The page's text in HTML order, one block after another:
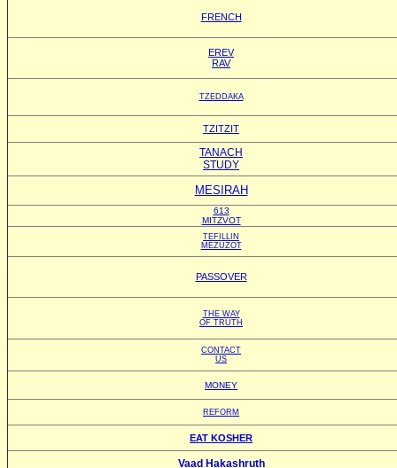
FRENCH
EREV
RAV
TZEDDAKA
TZITZIT
TANACH
STUDY
MESIRAH
613
MITZVOT
TEFILLIN
MEZUZOT
PASSOVER
THE WAY
OF TRUTH
CONTACT
US
MONEY
REFORM
EAT KOSHER
Vaad Hakashruth